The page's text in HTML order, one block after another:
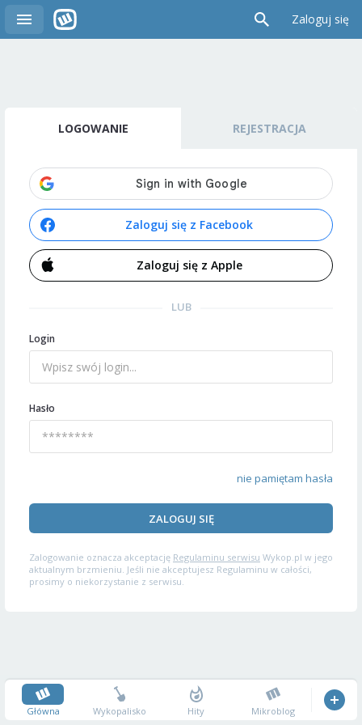
Zaloguj się
LOGOWANIE REJESTRACJA
Zaloguj się z Facebook
Zaloguj się z Apple
LUB
Login
Hasło
nie pamiętam hasła
ZALOGUJ SIĘ
Zalogowanie oznacza akceptację Regulaminu serwisu Wykop.pl w jego
aktualnym brzmieniu. Jeśli nie akceptujesz Regulaminu w całości,
prosimy o niekorzystanie z serwisu.
Główna Wykopalisko Hity Mikroblog